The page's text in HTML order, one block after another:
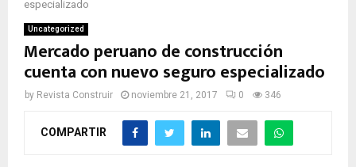
especializado
Uncategorized
Mercado peruano de construcción
cuenta con nuevo seguro especializado
by Revista Construir noviembre 21, 2017 0 346
COMPARTIR